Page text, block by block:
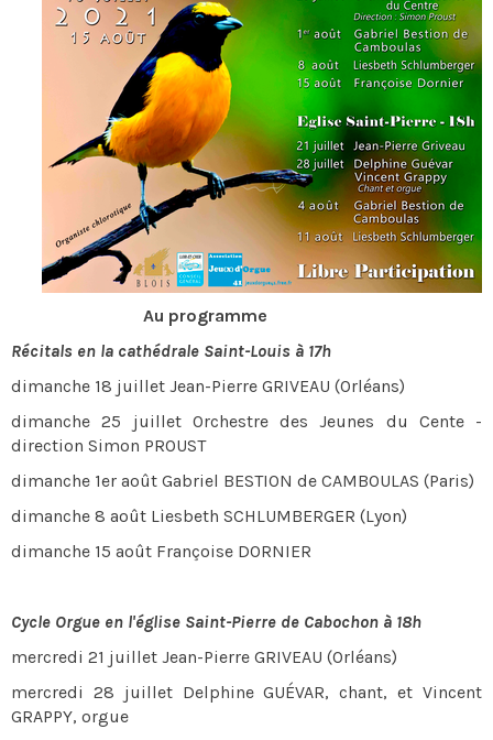
Au programme
Récitals en la cathédrale Saint-Louis à 17h
dimanche 18 juillet Jean-Pierre GRIVEAU (Orléans)
dimanche 25 juillet Orchestre des Jeunes du Cente -
direction Simon PROUST
dimanche 1er août Gabriel BESTION de CAMBOULAS (Paris)
dimanche 8 août Liesbeth SCHLUMBERGER (Lyon)
dimanche 15 août Françoise DORNIER
Cycle Orgue en l'église Saint-Pierre de Cabochon à 18h
mercredi 21 juillet Jean-Pierre GRIVEAU (Orléans)
mercredi 28 juillet Delphine GUÉVAR, chant, et Vincent
GRAPPY, orgue